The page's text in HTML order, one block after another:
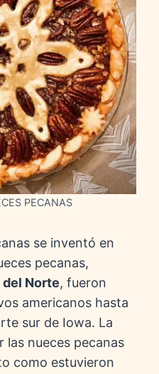
PECANAS
se inventó en
pecanas,
Norte, fueron
americanos hasta
sur de Iowa. La
las nueces pecanas
como estuvieron